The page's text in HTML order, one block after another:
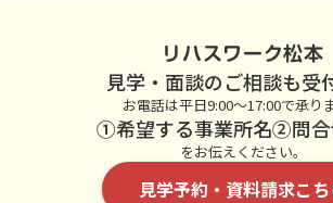
リハスワーク松本
見学・面談のご相談も受
をお伝えください。
①希望する事業所名②問
お電話は平日9:00～17:00で承りま
見学予約・資料請求こち